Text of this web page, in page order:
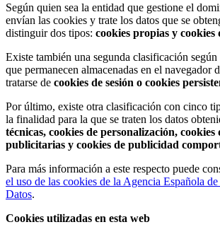
Según quien sea la entidad que gestione el
envían las cookies y trate los datos que se
distinguir dos tipos: cookies propias y cookies
Existe también una segunda clasificación
que permanecen almacenadas en el navegador
tratarse de cookies de sesión o cookies
Por último, existe otra clasificación con cinco
la finalidad para la que se traten los datos
técnicas, cookies de personalización, cookies
publicitarias y cookies de publicidad
Para más información a este respecto puede
el uso de las cookies de la Agencia Española
Datos.
Cookies utilizadas en esta web